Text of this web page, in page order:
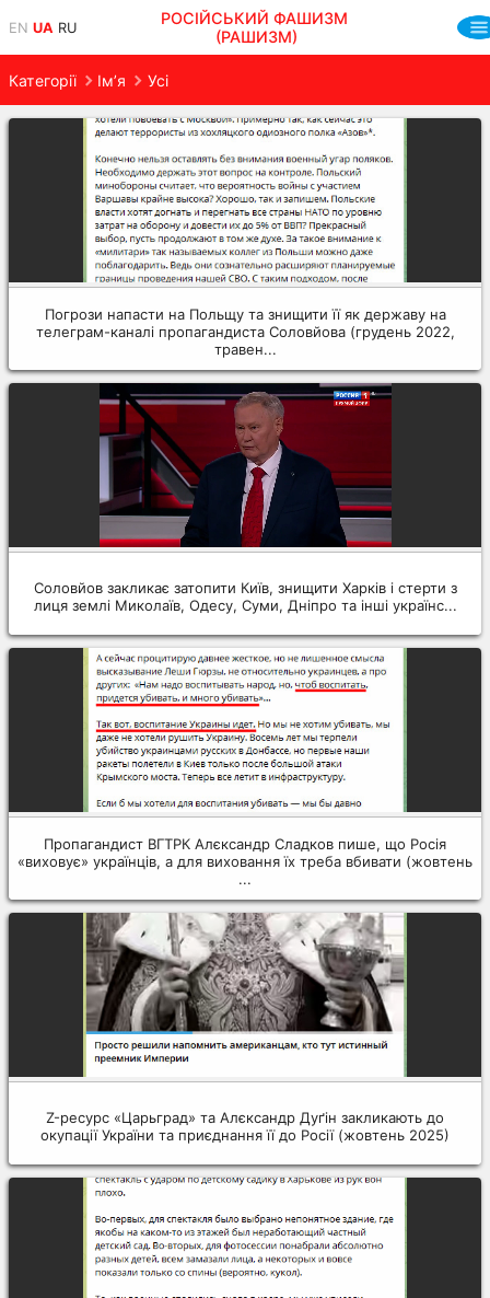
EN UA RU
РОСІЙСЬКИЙ ФАШИЗМ
(РАШИЗМ)
Категорії Ім’я Усі
Погрози напасти на Польщу та знищити її як державу на
телеграм-каналі пропагандиста Соловйова (грудень 2022,
травен...
Соловйов закликає затопити Київ, знищити Харків і стерти з
лиця землі Миколаїв, Одесу, Суми, Дніпро та інші українс...
Пропагандист ВГТРК Алєксандр Сладков пише, що Росія
«виховує» українців, а для виховання їх треба вбивати (жовтень
...
Z-ресурс «Царьград» та Алєксандр Дуґін закликають до
окупації України та приєднання її до Росії (жовтень 2025)